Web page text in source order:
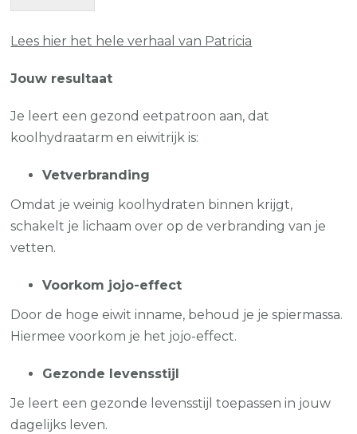
Lees hier het hele verhaal van Patricia
Jouw resultaat
Je leert een gezond eetpatroon aan, dat
koolhydraatarm en eiwitrijk is:
Vetverbranding
Omdat je weinig koolhydraten binnen krijgt,
schakelt je lichaam over op de verbranding van je
vetten.
Voorkom jojo-effect
Door de hoge eiwit inname, behoud je je spiermassa.
Hiermee voorkom je het jojo-effect.
Gezonde levensstijl
Je leert een gezonde levensstijl toepassen in jouw
dagelijks leven.